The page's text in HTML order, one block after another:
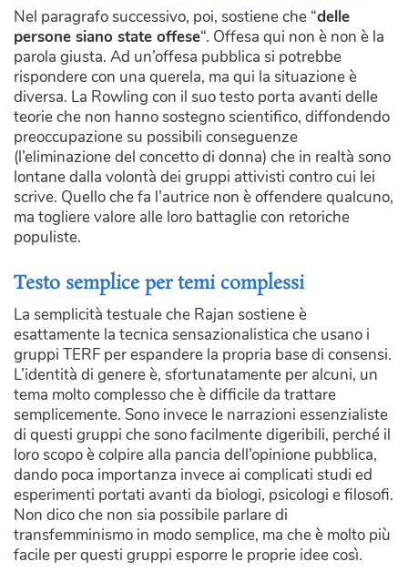
Nel paragrafo successivo, poi, sostiene che “delle
persone siano state offese“. Offesa qui non è non è la
parola giusta. Ad un’offesa pubblica si potrebbe
rispondere con una querela, ma qui la situazione è
diversa. La Rowling con il suo testo porta avanti delle
teorie che non hanno sostegno scientifico, diffondendo
preoccupazione su possibili conseguenze
(l’eliminazione del concetto di donna) che in realtà sono
lontane dalla volontà dei gruppi attivisti contro cui lei
scrive. Quello che fa l’autrice non è offendere qualcuno,
ma togliere valore alle loro battaglie con retoriche
populiste.
Testo semplice per temi complessi
La semplicità testuale che Rajan sostiene è
esattamente la tecnica sensazionalistica che usano i
gruppi TERF per espandere la propria base di consensi.
L’identità di genere è, sfortunatamente per alcuni, un
tema molto complesso che è difficile da trattare
semplicemente. Sono invece le narrazioni essenzialiste
di questi gruppi che sono facilmente digeribili, perché il
loro scopo è colpire alla pancia dell’opinione pubblica,
dando poca importanza invece ai complicati studi ed
esperimenti portati avanti da biologi, psicologi e filosofi.
Non dico che non sia possibile parlare di
transfemminismo in modo semplice, ma che è molto più
facile per questi gruppi esporre le proprie idee così.